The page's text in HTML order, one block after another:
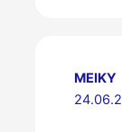
MEIKY